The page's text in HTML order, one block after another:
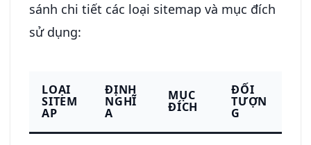
sánh chi tiết các loại sitemap và mục đích
sử dụng:
LOẠI
SITEM
AP
ĐỊNH
NGHĨ
A
MỤC
ĐÍCH
ĐỐI
TƯỢN
G